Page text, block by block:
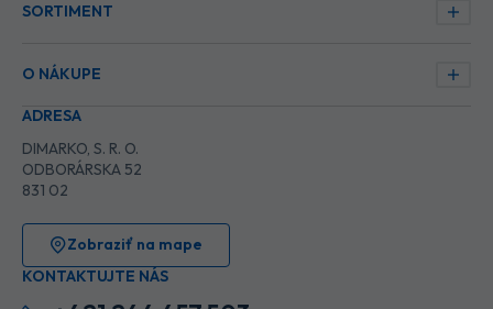
SORTIMENT
O NÁKUPE
ADRESA
DIMARKO, S. R. O.
ODBORÁRSKA 52
831 02
Zobraziť na mape
KONTAKTUJTE NÁS